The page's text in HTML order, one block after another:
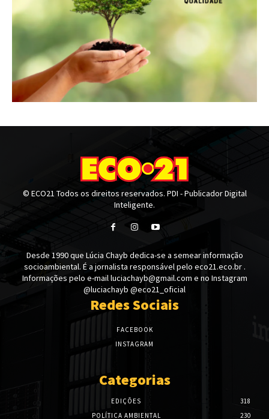
© ECO21 Todos os direitos reservados. PDI - Publicador Digital
Inteligente.
Desde 1990 que Lúcia Chayb dedica-se a semear informação
socioambiental. É a jornalista responsável pelo eco21.eco.br .
Informações pelo e-mail luciachayb@gmail.com e no Instagram
@luciachayb @eco21_oficial
Redes Sociais
FACEBOOK
INSTAGRAM
Categorias
EDIÇÕES
318
POLÍTICA AMBIENTAL
230